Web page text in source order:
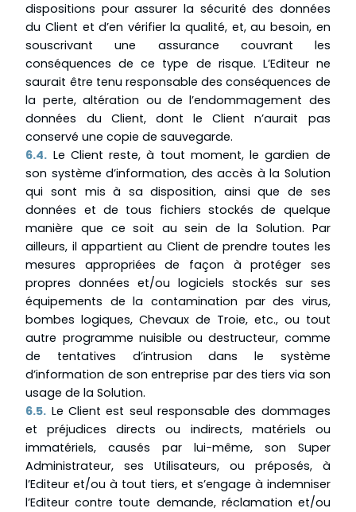
dispositions pour assurer la sécurité des données
du Client et d’en vérifier la qualité, et, au besoin, en
souscrivant une assurance couvrant les
conséquences de ce type de risque. L’Editeur ne
saurait être tenu responsable des conséquences de
la perte, altération ou de l’endommagement des
données du Client, dont le Client n’aurait pas
conservé une copie de sauvegarde.
6.4. Le Client reste, à tout moment, le gardien de
son système d’information, des accès à la Solution
qui sont mis à sa disposition, ainsi que de ses
données et de tous fichiers stockés de quelque
manière que ce soit au sein de la Solution. Par
ailleurs, il appartient au Client de prendre toutes les
mesures appropriées de façon à protéger ses
propres données et/ou logiciels stockés sur ses
équipements de la contamination par des virus,
bombes logiques, Chevaux de Troie, etc., ou tout
autre programme nuisible ou destructeur, comme
de tentatives d’intrusion dans le système
d’information de son entreprise par des tiers via son
usage de la Solution.
6.5. Le Client est seul responsable des dommages
et préjudices directs ou indirects, matériels ou
immatériels, causés par lui-même, son Super
Administrateur, ses Utilisateurs, ou préposés, à
l’Editeur et/ou à tout tiers, et s’engage à indemniser
l’Editeur contre toute demande, réclamation et/ou